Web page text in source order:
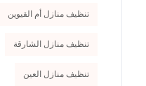
تنظيف منازل أم القيوين
تنظيف منازل الشارقة
تنظيف منازل العين